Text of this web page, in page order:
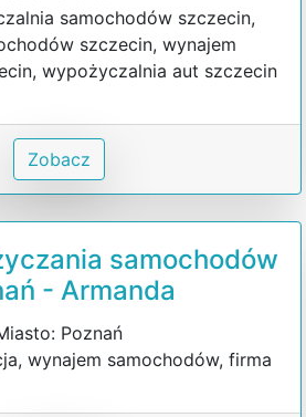
samochodów szczecin,
szczecin, wynajem
wypożyczalnia aut szczecin
Zobacz
samochodów
- Armanda
Poznań
wynajem samochodów, firma